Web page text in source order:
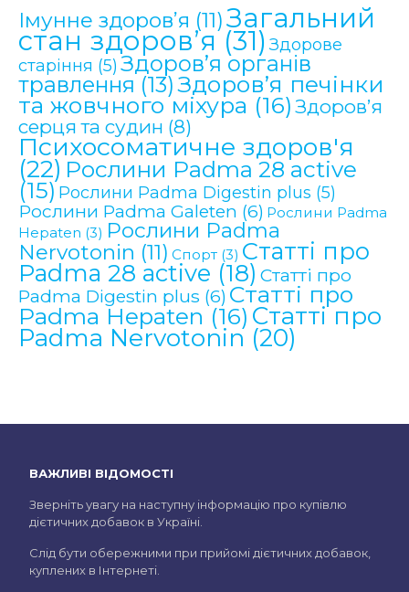
Імунне здоров’я (11)Загальний
стан здоров’я(31) Здорове
старіння (5) Здоров’я органів
травлення (13)Здоров’я печінки
та жовчного міхура (16) Здоров’я
серця та судин (8)
Психосоматичне здоров'я
(22) Рослини Padma 28 active
(15)Рослини Padma Digestin plus (5)
Рослини Padma Galeten (6) Рослини Padma
Hepaten (3) Рослини Padma
Nervotonin (11) Спорт (3) Статті про
Padma 28 active (18) Статті про
Padma Digestin plus (6) Статті про
Padma Hepaten (16) Статті про
Padma Nervotonin(20)
ВАЖЛИВІ ВІДОМОСТІ
Зверніть увагу на наступну інформацію про купівлю
дієтичних добавок в Україні.
Слід бути обережними при прийомі дієтичних добавок,
куплених в Інтернеті.